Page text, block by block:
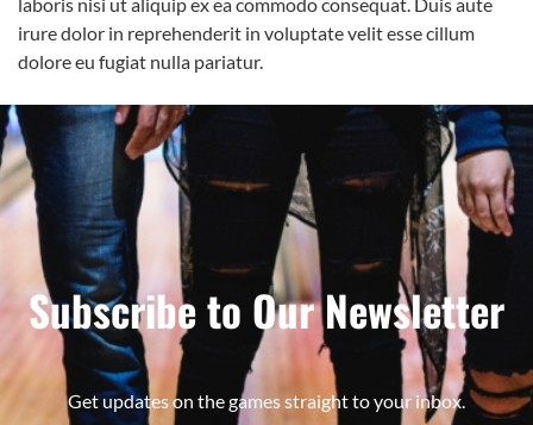
irure dolor in reprehenderit in voluptate velit esse cillum
dolore eu fugiat nulla pariatur.
Subscribe to Our Newsletter
Get updates on the games straight to your inbox.